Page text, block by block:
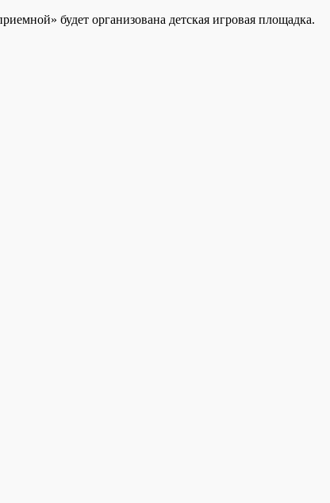
будет организована детская игровая площадка.